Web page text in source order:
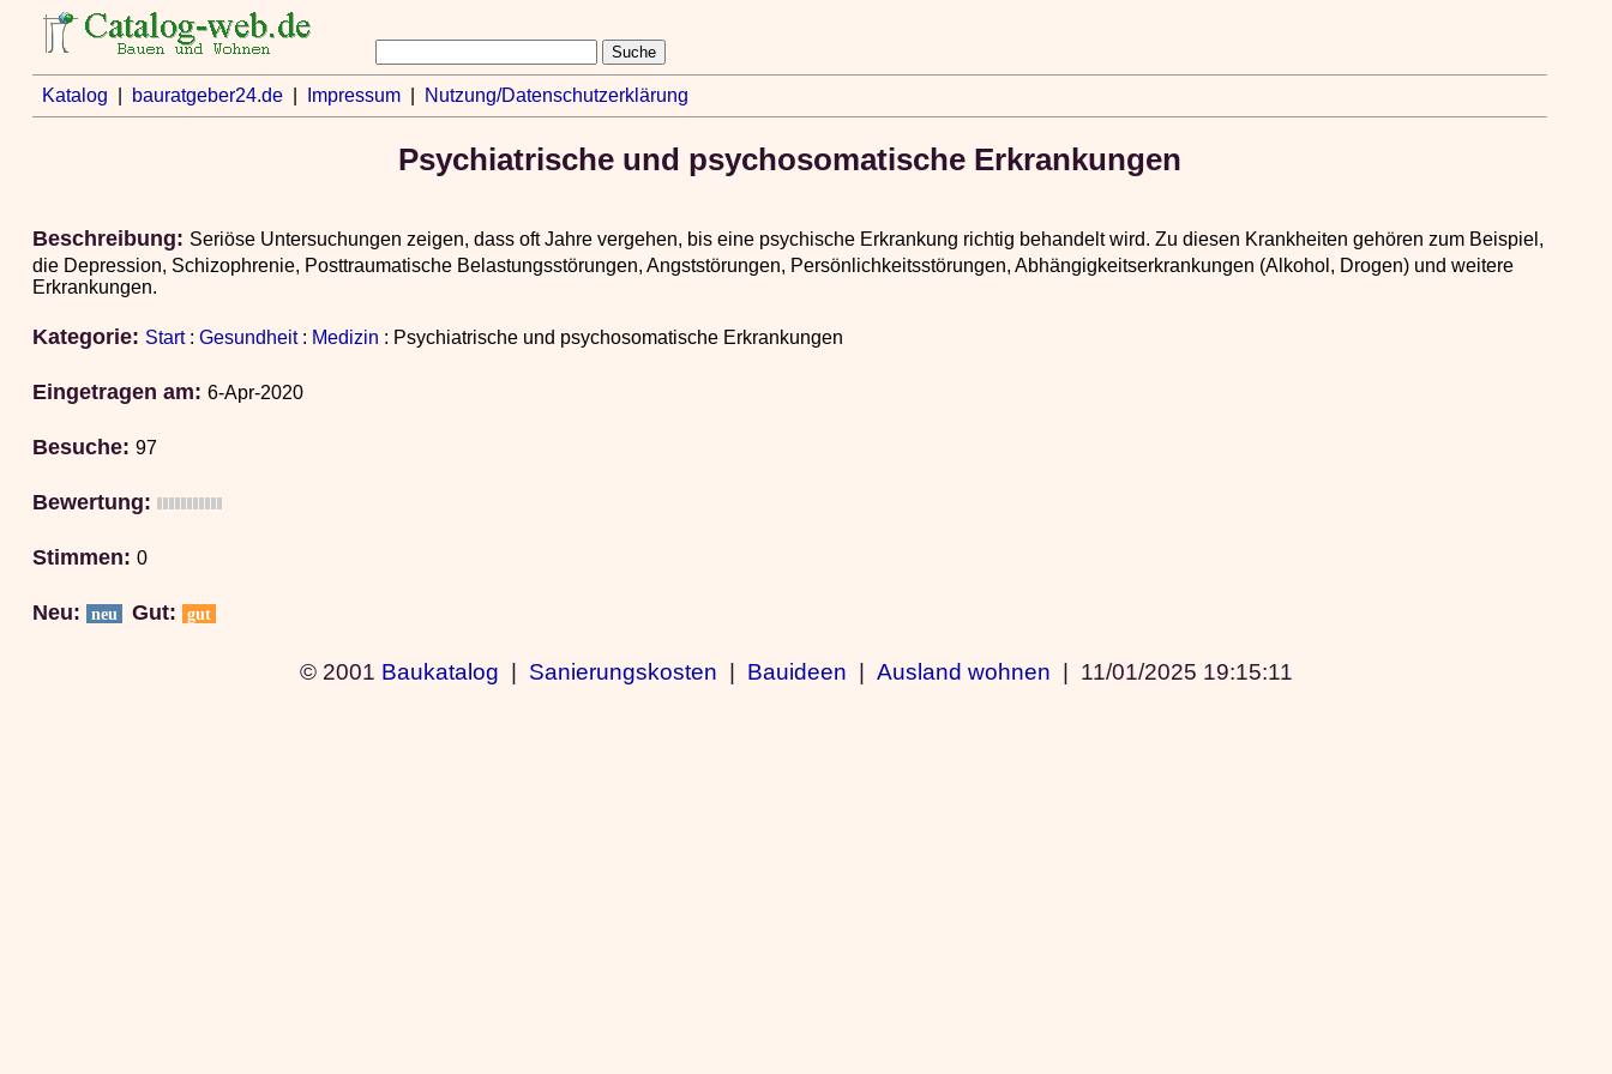
Katalog bauratgeber24.de| Impressum| Nutzung/Datenschutzerklärung
Psychiatrische und psychosomatische Erkrankungen
Beschreibung: Seriöse Untersuchungen zeigen, dass oft Jahre vergehen, bis eine psychische Erkrankung richtig behandelt wird. Zu diesen Krankheiten gehören zum Beispiel,
die Depression, Schizophrenie, Posttraumatische Belastungsstörungen, Angststörungen, Persönlichkeitsstörungen, Abhängigkeitserkrankungen (Alkohol, Drogen) und weitere
Erkrankungen.
Kategorie: Start: Gesundheit: Medizin : Psychiatrische und psychosomatische Erkrankungen
Eingetragen am: 6-Apr-2020
Besuche: 97
Bewertung:
Stimmen: 0
Neu: neu Gut: gut
© 2001 Baukatalog | Sanierungskosten | Bauideen | Ausland wohnen | 11/01/2025 19:15:11